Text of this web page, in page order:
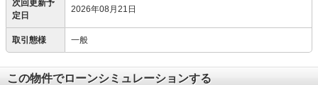
次回更新予
定日
2026年08月21日
取引態様 一般
この物件でローンシミュレーションする